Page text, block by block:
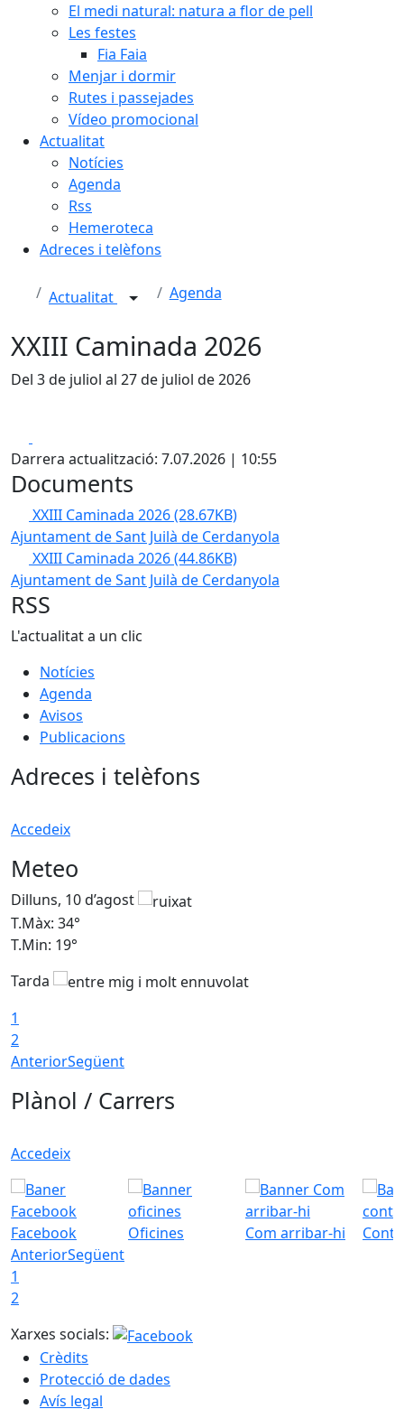
El medi natural: natura a flor de pell
Les festes
Fia Faia
Menjar i dormir
Rutes i passejades
Vídeo promocional
Actualitat
Notícies
Agenda
Rss
Hemeroteca
Adreces i telèfons
Actualitat Agenda
XXIII Caminada 2026
Del 3 de juliol al 27 de juliol de 2026
Darrera actualització: 7.07.2026 | 10:55
Documents
XXIII Caminada 2026(28.67KB)
Ajuntament de Sant Juilà de Cerdanyola
XXIII Caminada 2026(44.86KB)
Ajuntament de Sant Juilà de Cerdanyola
RSS
L'actualitat a un clic
Notícies
Agenda
Avisos
Publicacions
Adreces i telèfons
Accedeix
Meteo
Dilluns, 10 d’agost
T.Màx: 34°
T.Min: 19°
Tarda
1
2
AnteriorSegüent
Plànol / Carrers
Accedeix
Facebook Oficines Com arribar-hi
AnteriorSegüent
1
2
Xarxes socials:
Crèdits
Protecció de dades
Avís legal